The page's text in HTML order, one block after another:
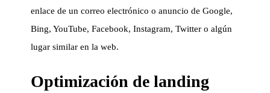
enlace de un correo electrónico o anuncio de Google,
Bing, YouTube, Facebook, Instagram, Twitter o algún
lugar similar en la web.
Optimización de landing